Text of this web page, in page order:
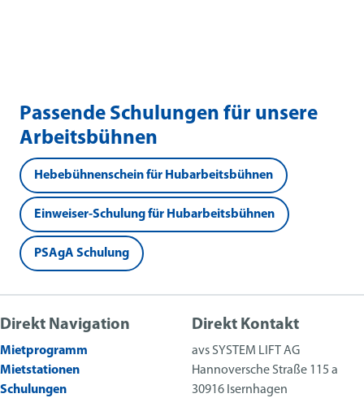
Passende Schulungen für unsere
Arbeitsbühnen
Hebebühnenschein für Hubarbeitsbühnen
Einweiser-Schulung für Hubarbeitsbühnen
PSAgA Schulung
Direkt Navigation
Mietprogramm
Mietstationen
Schulungen
Direkt Kontakt
avs SYSTEM LIFT AG
Hannoversche Straße 115 a
30916 Isernhagen